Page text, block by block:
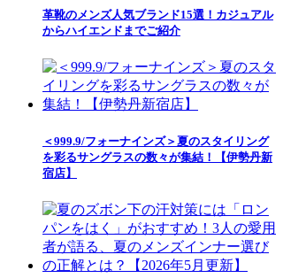
革靴のメンズ人気ブランド15選！カジュアル
からハイエンドまでご紹介
＜999.9/フォーナインズ＞夏のスタイリング
を彩るサングラスの数々が集結！【伊勢丹新
宿店】